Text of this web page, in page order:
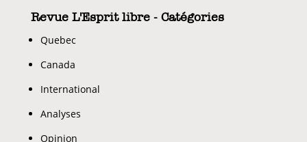
Revue L'Esprit libre - Catégories
Quebec
Canada
International
Analyses
Opinion